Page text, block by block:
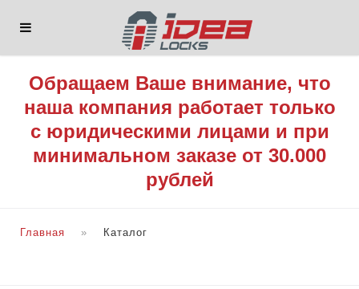
Обращаем Ваше внимание, что
наша компания работает только
с юридическими лицами и при
минимальном заказе от 30.000
рублей
Главная Каталог